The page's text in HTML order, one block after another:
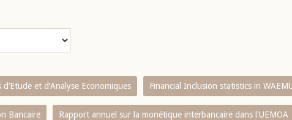
et d’Analyse Economiques Financial Inclusion statistics in
Bancaire Rapport annuel sur la monétique interbancaire dans l'UEMOA